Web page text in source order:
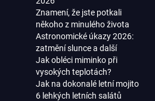
Znamení, že jste potkali
někoho z minulého života
Astronomické úkazy 2026:
zatmění slunce a další
Jak obléci miminko při
vysokých teplotách?
Jak na dokonalé letní mojito
6 lehkých letních salátů